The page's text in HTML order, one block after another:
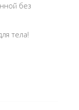
без
тела!